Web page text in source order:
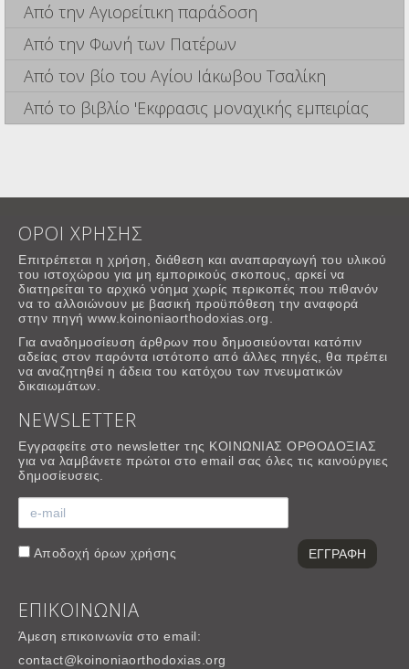
Από την Αγιορείτικη παράδοση
Από την Φωνή των Πατέρων
Από τον βίο του Αγίου Ιάκωβου Τσαλίκη
Από το βιβλίο 'Εκφρασις μοναχικής εμπειρίας
ΟΡΟΙ ΧΡΗΣΗΣ
Επιτρέπεται η χρήση, διάθεση και αναπαραγωγή του υλικού
του ιστοχώρου για μη εμπορικούς σκοπους, αρκεί να
διατηρείται το αρχικό νόημα χωρίς περικοπές που πιθανόν
να το αλλοιώνουν με βασική προϋπόθεση την αναφορά
στην πηγή www.koinoniaorthodoxias.org.
Για αναδημοσίευση άρθρων που δημοσιεύονται κατόπιν
αδείας στον παρόντα ιστότοπο από άλλες πηγές, θα πρέπει
να αναζητηθεί η άδεια του κατόχου των πνευματικών
δικαιωμάτων.
NEWSLETTER
Εγγραφείτε στο newsletter της ΚΟΙΝΩΝΙΑΣ ΟΡΘΟΔΟΞΙΑΣ
για να λαμβάνετε πρώτοι στο email σας όλες τις καινούργιες
δημοσίευσεις.
Αποδοχή όρων χρήσης
ΕΠΙΚΟΙΝΩΝΙΑ
Άμεση επικοινωνία στο email:
contact@koinoniaorthodoxias.org